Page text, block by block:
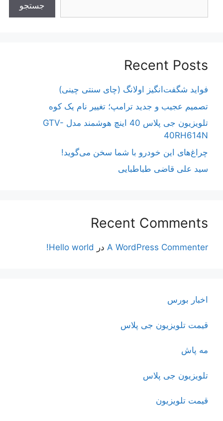
جستجو
Recent Posts
فواید شگفت‌انگیز اولانگ (چای سنتی چینی)
تصمیم عجیب و جدید ترامپ؛ تغییر نام یک کوه
تلویزیون جی پلاس 40 اینچ هوشمند مدل GTV-
40RH614N
چراغ‌های این خودرو با شما سخن می‌گوید!
سید علی قاضی طباطبایی
Recent Comments
A WordPress Commenter در Hello world!
اخبار بورس
قیمت تلویزیون جی پلاس
مه پاش
تلویزیون جی پلاس
قیمت تلویزیون